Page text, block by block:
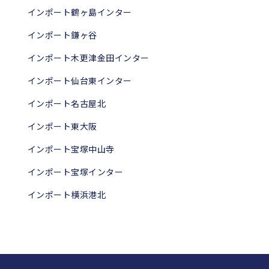
インポート鶴ヶ島インター
インポート鎌ヶ谷
インポート木更津金田インター
インポート仙台東インター
インポート名古屋北
インポート東大阪
インポート宝塚中山寺
インポート宝塚インター
インポート横浜港北